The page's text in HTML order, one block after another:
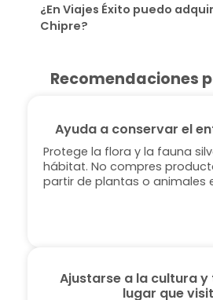
¿En Viajes Éxito puedo
Chipre?
Recomendaciones
Ayuda a conservar el
Protege la flora y la fauna
hábitat. No compres
partir de plantas o animales
Ajustarse a la cultura
lugar que